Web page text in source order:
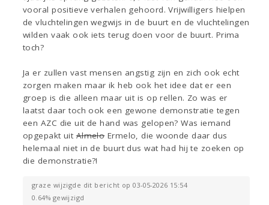
vooral positieve verhalen gehoord. Vrijwilligers hielpen
de vluchtelingen wegwijs in de buurt en de vluchtelingen
wilden vaak ook iets terug doen voor de buurt. Prima
toch?
Ja er zullen vast mensen angstig zijn en zich ook echt
zorgen maken maar ik heb ook het idee dat er een
groep is die alleen maar uit is op rellen. Zo was er
laatst daar toch ook een gewone demonstratie tegen
een AZC die uit de hand was gelopen? Was iemand
opgepakt uitAlmeloErmelo, die woonde daar dus
helemaal niet in de buurt dus wat had hij te zoeken op
die demonstratie?!
graze wijzigde dit bericht op 03-05-2026 15:54
0.64% gewijzigd